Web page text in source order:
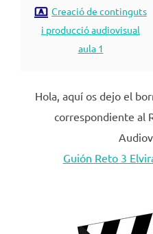
Creació de continguts
i producció audiovisual
aula 1
Hola, aquí os dejo el
correspondiente al
Guión Reto 3